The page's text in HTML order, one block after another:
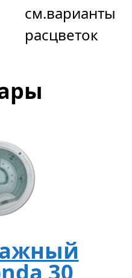
см.варианты
расцветок